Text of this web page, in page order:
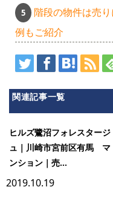
階段の物件は売
例もご紹介
関連記事一覧
ヒルズ鷺沼フォレスタージ
ュ｜川崎市宮前区有馬 マ
ンション｜売...
2019.10.19